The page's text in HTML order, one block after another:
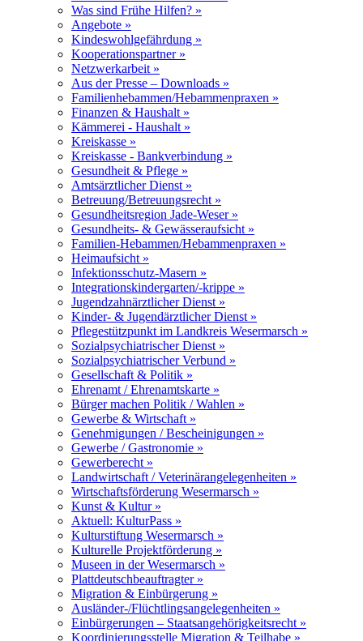
Was sind Frühe Hilfen? »
Angebote »
Kindeswohlgefährdung »
Kooperationspartner »
Netzwerkarbeit »
Aus der Presse – Downloads »
Familienhebammen/Hebammenpraxen »
Finanzen & Haushalt »
Kämmerei - Haushalt »
Kreiskasse »
Kreiskasse - Bankverbindung »
Gesundheit & Pflege »
Amtsärztlicher Dienst »
Betreuung/Betreuungsrecht »
Gesundheitsregion Jade-Weser »
Gesundheits- & Gewässeraufsicht »
Familien-Hebammen/Hebammenpraxen »
Heimaufsicht »
Infektionsschutz-Masern »
Integrationskindergarten/-krippe »
Jugendzahnärztlicher Dienst »
Kinder- & Jugendärztlicher Dienst »
Pflegestützpunkt im Landkreis Wesermarsch »
Sozialpsychiatrischer Dienst »
Sozialpsychiatrischer Verbund »
Gesellschaft & Politik »
Ehrenamt / Ehrenamtskarte »
Bürger machen Politik / Wahlen »
Gewerbe & Wirtschaft »
Genehmigungen / Bescheinigungen »
Gewerbe / Gastronomie »
Gewerberecht »
Landwirtschaft / Veterinärangelegenheiten »
Wirtschaftsförderung Wesermarsch »
Kunst & Kultur »
Aktuell: KulturPass »
Kulturstiftung Wesermarsch »
Kulturelle Projektförderung »
Museen in der Wesermarsch »
Plattdeutschbeauftragter »
Migration & Einbürgerung »
Ausländer-/Flüchtlingsangelegenheiten »
Einbürgerungen – Staatsangehörigkeitsrecht »
Koordinierungsstelle Migration & Teilhabe »